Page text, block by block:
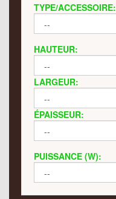
TYPE/ACCESSOIRE:
HAUTEUR:
LARGEUR:
ÉPAISSEUR:
PUISSANCE (W):